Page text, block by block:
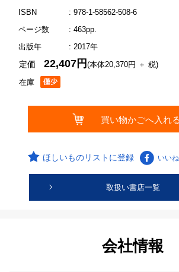
ISBN
: 978-1-58562-508-6
ページ数
: 463pp.
出版年
: 2017年
在庫
定価22,407円(本体20,370円 ＋ 税)
ほしいものリストに登録 いいね
取扱い書店一覧
会社情報